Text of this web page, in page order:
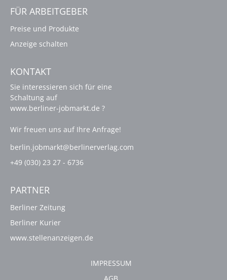
FÜR ARBEITGEBER
Preise und Produkte
Anzeige schalten
KONTAKT
Sie interessieren sich für eine
Schaltung auf
www.berliner-jobmarkt.de ?
Wir freuen uns auf Ihre Anfrage!
berlin.jobmarkt@berlinerverlag.com
+49 (030) 23 27 - 6736
PARTNER
Berliner Zeitung
Berliner Kurier
www.stellenanzeigen.de
IMPRESSUM